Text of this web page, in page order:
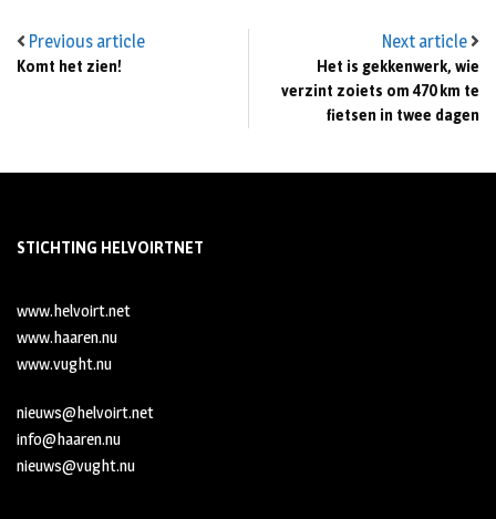
Previous article
Komt het zien!
Next article
Het is gekkenwerk, wie
verzint zoiets om 470 km te
fietsen in twee dagen
STICHTING HELVOIRTNET
www.helvoirt.net
www.haaren.nu
www.vught.nu
nieuws@helvoirt.net
info@haaren.nu
nieuws@vught.nu